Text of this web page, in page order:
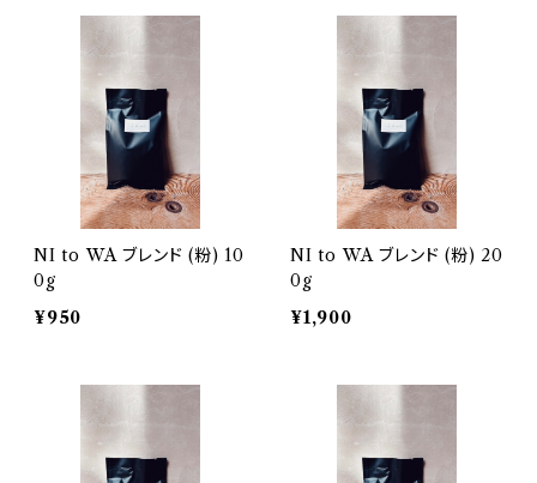
NI to WA ブレンド (粉) 10
0g
¥950
NI to WA ブレンド (粉) 20
0g
¥1,900